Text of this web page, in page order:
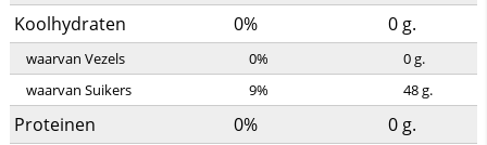
Koolhydraten
0% 0 g.
waarvan Vezels 0% 0g.
waarvan Suikers
9% 48g.
Proteinen 0% 0 g.